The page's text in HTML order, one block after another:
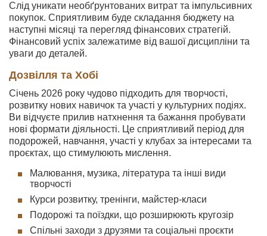
Слід уникати необґрунтованих витрат та імпульсивних
покупок. Сприятливим буде складання бюджету на
наступні місяці та перегляд фінансових стратегій.
Фінансовий успіх залежатиме від вашої дисципліни та
уваги до деталей.
Дозвілля та Хобі
Січень 2026 року чудово підходить для творчості,
розвитку нових навичок та участі у культурних подіях.
Ви відчуєте прилив натхнення та бажання пробувати
нові формати діяльності. Це сприятливий період для
подорожей, навчання, участі у клубах за інтересами та
проєктах, що стимулюють мислення.
Малювання, музика, література та інші види
творчості
Курси розвитку, тренінги, майстер-класи
Подорожі та поїздки, що розширюють кругозір
Спільні заходи з друзями та соціальні проєкти